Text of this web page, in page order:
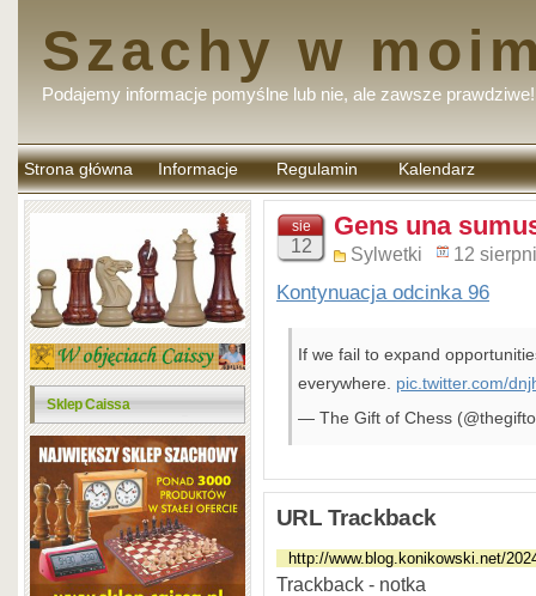
Szachy w
Podajemy informacje pomyślne lub nie, ale zawsze prawdziwe!
Strona główna Informacje Regulamin
komentarzy
Kalendarz
Sklep Caissa
sie
12
Gens una
Sylwetki 12
Kontynuacja odcinka 96
If we fail to expand
everywhere. pic.twitter.com/
— The Gift of Chess
URL Trackback
Trackback - notka